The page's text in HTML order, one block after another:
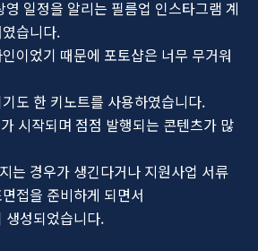
일정을 알리는 필름업 인스타그램 계
습니다.
이었기 때문에 포토샵은 너무 무거워
도 한 키노트를 사용하였습니다.
시작되며 점점 발행되는 콘텐츠가 많
는 경우가 생긴다거나 지원사업 서류
접을 준비하게 되면서
생성되었습니다.